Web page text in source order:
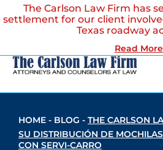
The Carlson Law Firm has
settlement for our client
Texas roadway
Read More
HOME - BLOG - THE CARLSON
SU DISTRIBUCIÓN DE
CON SERVI-CARRO